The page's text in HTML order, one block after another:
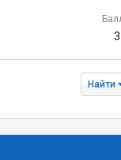
3
Найти